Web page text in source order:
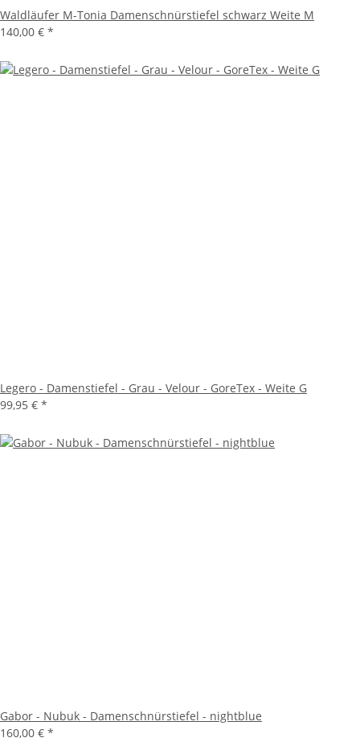
Waldläufer M-Tonia Damenschnürstiefel schwarz Weite M
140,00 € *
Legero - Damenstiefel - Grau - Velour - GoreTex - Weite G
99,95 € *
Gabor - Nubuk - Damenschnürstiefel - nightblue
160,00 € *